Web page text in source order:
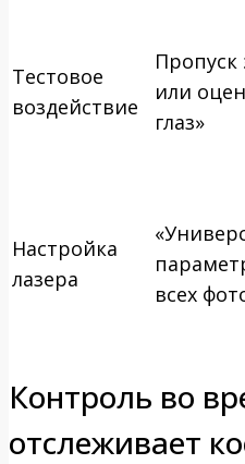
Тестовое
воздействие
Пропуск
или
глаз»
Настройка
лазера
всех
Контроль во
отслеживает